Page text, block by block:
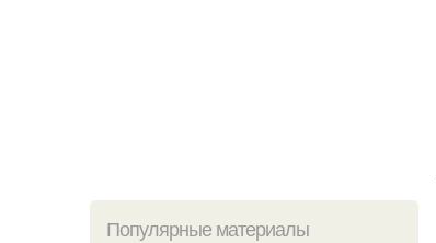
Популярные материалы